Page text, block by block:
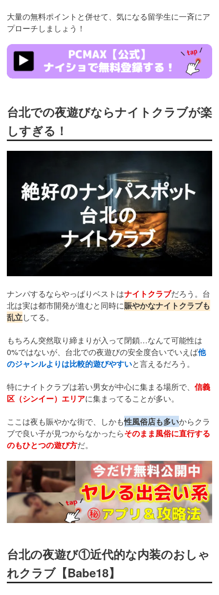
大量の無料ポイントと併せて、気になる留学生に一斉にア
プローチしましょう！
https://pcmax.jp/lp/?
ad_id=rm307152
台北での夜遊びならナイトクラブが楽
しすぎる！
ナンパするならやっぱりベストはナイトクラブだろう。台
北は実は都市開発が進むと同時に賑やかなナイトクラブも
乱立してる。
もちろん突然取り締まりが入って閉鎖…なんて可能性は
0%ではないが、台北での夜遊びの安全度合いでいえば他
のジャンルよりは比較的遊びやすいと言えるだろう。
特にナイトクラブは若い男女が中心に集まる場所で、 信義
区（シンイー）エリアに集まってることが多い。
ここは夜も賑やかな街で、しかも性風俗店も多いからクラ
ブで良い子が見つからなかったらそのまま風俗に直行する
のもひとつの遊び方だ。
https://midnight-
angel.jp/5771
台北の夜遊び①近代的な内装のおしゃ
れクラブ【Babe18】